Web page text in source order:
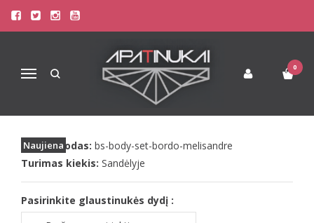
Navigacija
0
Pagrindinis
Apatinis Trikotažas Moterims
Seksualūs Moteriški Apatiniai
BAED STORIES BORDO SEKSUALI
GLAUSTINUKĖ BODIS MELISANDRE
Naujiena
Prekės kodas: bs-body-set-bordo-melisandre
Turimas kiekis: Sandėlyje
Pasirinkite glaustinukės dydį :